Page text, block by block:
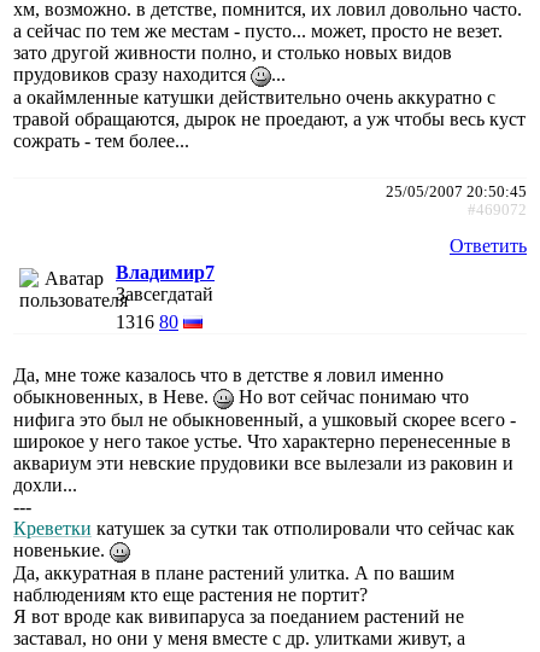
хм, возможно. в детстве, помнится, их ловил довольно часто.
а сейчас по тем же местам - пусто... может, просто не везет.
зато другой живности полно, и столько новых видов
прудовиков сразу находится
...
а окаймленные катушки действительно очень аккуратно с
травой обращаются, дырок не проедают, а уж чтобы весь куст
сожрать - тем более...
25/05/2007 20:50:45
#469072
Ответить
Владимир7
Завсегдатай
1316 80
Да, мне тоже казалось что в детстве я ловил именно
обыкновенных, в Неве.
Но вот сейчас понимаю что
нифига это был не обыкновенный, а ушковый скорее всего -
широкое у него такое устье. Что характерно перенесенные в
аквариум эти невские прудовики все вылезали из раковин и
дохли...
---
Креветки катушек за сутки так отполировали что сейчас как
новенькие.
Да, аккуратная в плане растений улитка. А по вашим
наблюдениям кто еще растения не портит?
Я вот вроде как вивипаруса за поеданием растений не
заставал, но они у меня вместе с др. улитками живут, а